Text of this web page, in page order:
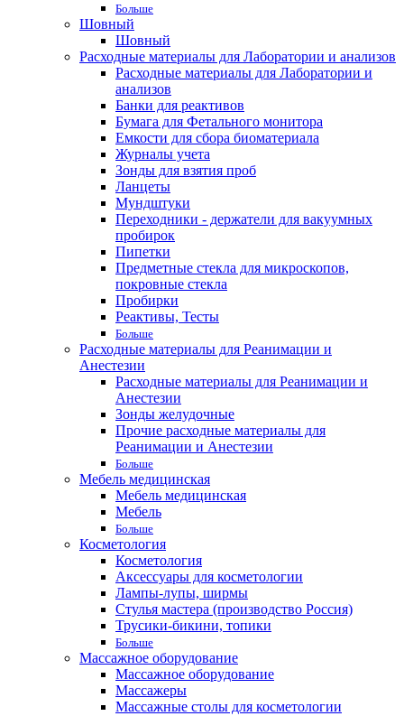
Больше
Шовный
Шовный
Расходные материалы для Лаборатории и анализов
Расходные материалы для Лаборатории и
анализов
Банки для реактивов
Бумага для Фетального монитора
Емкости для сбора биоматериала
Журналы учета
Зонды для взятия проб
Ланцеты
Мундштуки
Переходники - держатели для вакуумных
пробирок
Пипетки
Предметные стекла для микроскопов,
покровные стекла
Пробирки
Реактивы, Тесты
Больше
Расходные материалы для Реанимации и
Анестезии
Расходные материалы для Реанимации и
Анестезии
Зонды желудочные
Прочие расходные материалы для
Реанимации и Анестезии
Больше
Мебель медицинская
Мебель медицинская
Мебель
Больше
Косметология
Косметология
Аксессуары для косметологии
Лампы-лупы, ширмы
Стулья мастера (производство Россия)
Трусики-бикини, топики
Больше
Массажное оборудование
Массажное оборудование
Массажеры
Массажные столы для косметологии